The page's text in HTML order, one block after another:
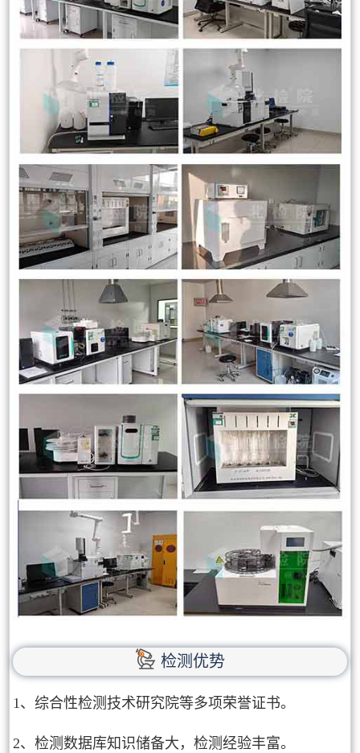
检测优势
1、综合性检测技术研究院等多项荣誉证书。
2、检测数据库知识储备大，检测经验丰富。